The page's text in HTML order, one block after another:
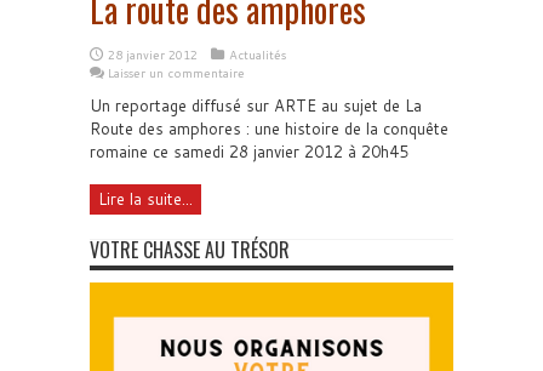
28 janvier 2012
Actualités
Laisser un commentaire
Un reportage diffusé sur ARTE au sujet de La
Route des amphores : une histoire de la conquête
romaine ce samedi 28 janvier 2012 à 20h45
Lire la suite...
VOTRE CHASSE AU TRÉSOR